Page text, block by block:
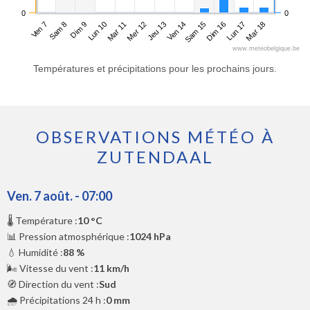
Ven 7Sam 8Dim 9Lun 10Mar 11Mer 12Jeu 13Ven 14Sam 15Dim 16Lun 17Mar 18
0 0
www.meteobelgique.be
Températures et précipitations pour les prochains jours.
OBSERVATIONS MÉTÉO À
ZUTENDAAL
Ven. 7 août. - 07:00
🌡️ Température :10 °C
📊 Pression atmosphérique :1024 hPa
💧 Humidité :88 %
🌬️ Vitesse du vent :11 km/h
🧭 Direction du vent :Sud
🌧️ Précipitations 24 h :0 mm